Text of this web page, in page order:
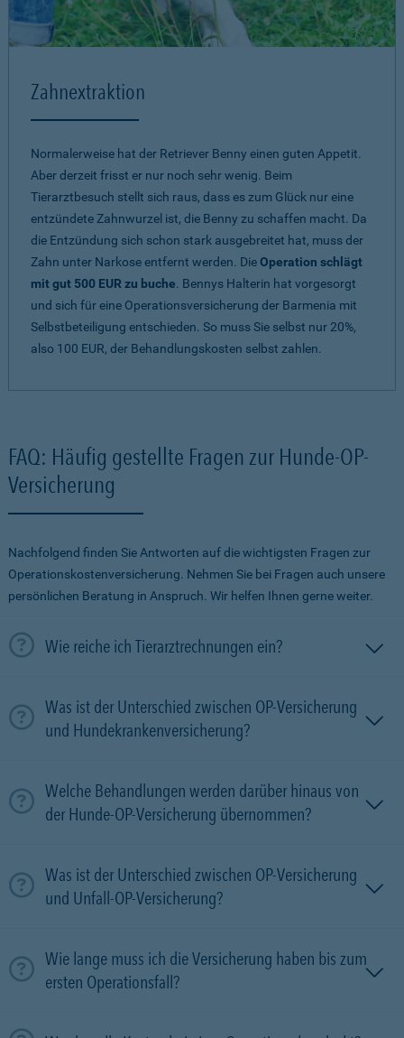
Zahnextraktion
Normalerweise hat der Retriever Benny einen guten Appetit.
Aber derzeit frisst er nur noch sehr wenig. Beim
Tierarztbesuch stellt sich raus, dass es zum Glück nur eine
entzündete Zahnwurzel ist, die Benny zu schaffen macht. Da
die Entzündung sich schon stark ausgebreitet hat, muss der
Zahn unter Narkose entfernt werden. DieOperation schlägt
mit gut 500 EUR zu buche. Bennys Halterin hat vorgesorgt
und sich für eine Operationsversicherung der Barmenia mit
Selbstbeteiligung entschieden. So muss Sie selbst nur 20%,
also 100 EUR, der Behandlungskosten selbst zahlen.
FAQ: Häufig gestellte Fragen zur Hunde-OP-
Versicherung
Nachfolgend finden Sie Antworten auf die wichtigsten Fragen zur
Operationskostenversicherung. Nehmen Sie bei Fragen auch unsere
persönlichen Beratung in Anspruch. Wir helfen Ihnen gerne weiter.
Wie reiche ich Tierarztrechnungen ein?
Was ist der Unterschied zwischen OP-Versicherung
und Hundekrankenversicherung?
Welche Behandlungen werden darüber hinaus von
der Hunde-OP-Versicherung übernommen?
Was ist der Unterschied zwischen OP-Versicherung
und Unfall-OP-Versicherung?
Wie lange muss ich die Versicherung haben bis zum
ersten Operationsfall?